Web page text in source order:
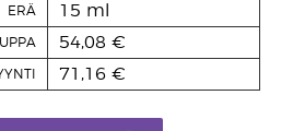
ERÄ 15 ml
54,08 €
71,16 €